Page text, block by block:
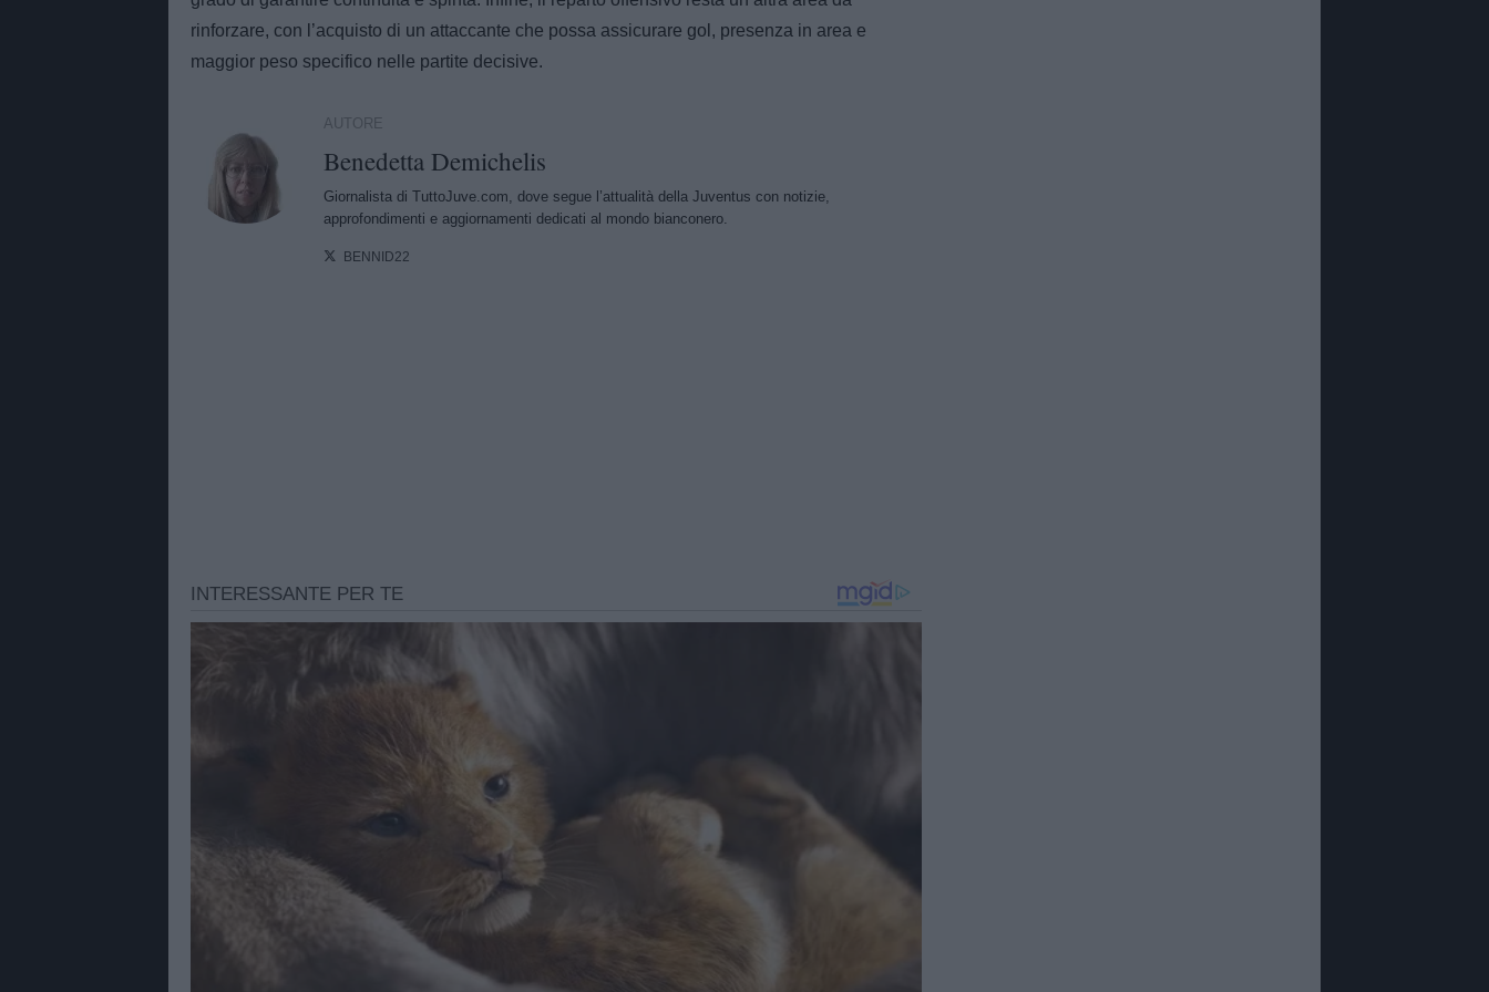
rinforzare, con l’acquisto di un attaccante che possa assicurare gol, presenza in area e
maggior peso specifico nelle partite decisive.
AUTORE
Benedetta Demichelis
Giornalista di TuttoJuve.com, dove segue l’attualità della Juventus con notizie,
approfondimenti e aggiornamenti dedicati al mondo bianconero.
BENNID22